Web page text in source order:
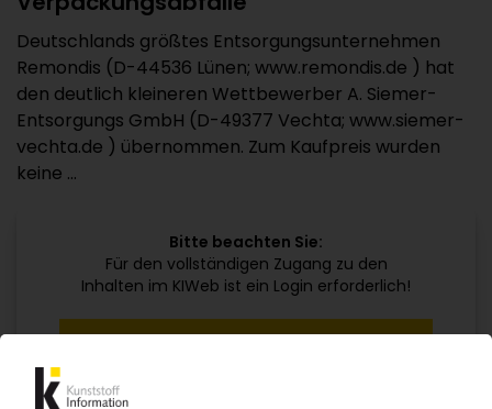
Deutschlands größtes Entsorgungsunternehmen
Remondis (D-44536 Lünen; www.remondis.de ) hat
den deutlich kleineren Wettbewerber A. Siemer-
Entsorgungs GmbH (D-49377 Vechta; www.siemer-
vechta.de ) übernommen. Zum Kaufpreis wurden
keine ...
Bitte beachten Sie:
Für den vollständigen Zugang zu den
Inhalten im KIWeb ist ein Login erforderlich!